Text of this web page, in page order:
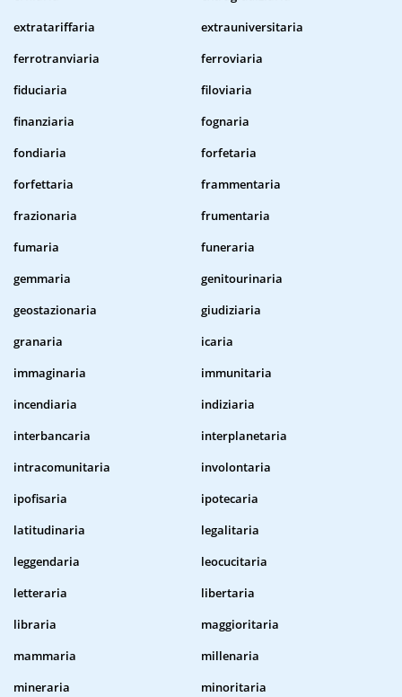
extratariffaria
extrauniversitaria
ferrotranviaria
ferroviaria
fiduciaria
filoviaria
finanziaria
fognaria
fondiaria
forfetaria
forfettaria
frammentaria
frazionaria
frumentaria
fumaria
funeraria
gemmaria
genitourinaria
geostazionaria
giudiziaria
granaria
icaria
immaginaria
immunitaria
incendiaria
indiziaria
interbancaria
interplanetaria
intracomunitaria
involontaria
ipofisaria
ipotecaria
latitudinaria
legalitaria
leggendaria
leocucitaria
letteraria
libertaria
libraria
maggioritaria
mammaria
millenaria
mineraria
minoritaria